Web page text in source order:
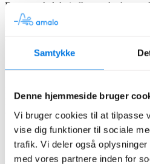
Samtykke
Denne hjemmeside bruger
Vi bruger cookies til at tilpasse
vise dig funktioner til sociale
trafik. Vi deler også
med vores partnere inden for
Dernæst skal du indhente al relevant
kan læse mere om i vores udførlige
indhentet en tingbogsattest, som du
Selve ansøgningen kan du derefter
følgende hjemmeside:Sparenergi.dk/
Når du er logget ind og klar, skal du
Blandt andet om den
dennes energimærkning.
Hvis du ønsker at købe en
"A++" som energimærkning.